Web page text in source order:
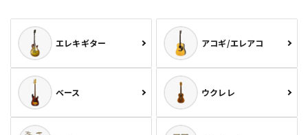
エレキギター アコギ/エレアコ
ベース ウクレレ